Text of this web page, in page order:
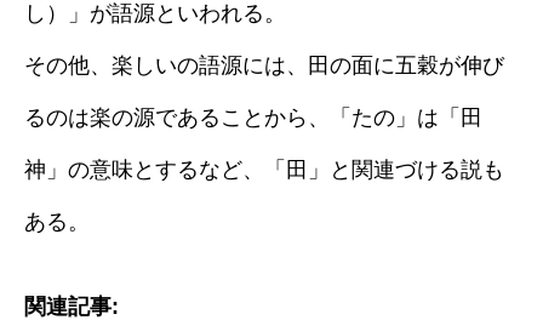
し）」が語源といわれる。
その他、楽しいの語源には、田の面に五穀が伸び
るのは楽の源であることから、「たの」は「田
神」の意味とするなど、「田」と関連づける説も
ある。
関連記事: